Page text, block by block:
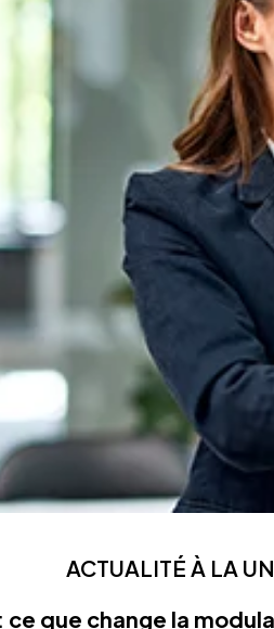
ACTUALITÉ À LA
que change la